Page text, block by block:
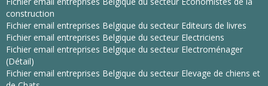
construction
Fichier email entreprises Belgique du secteur Editeurs de livres
Fichier email entreprises Belgique du secteur Electriciens
Fichier email entreprises Belgique du secteur Electroménager
(Détail)
Fichier email entreprises Belgique du secteur Elevage de chiens et